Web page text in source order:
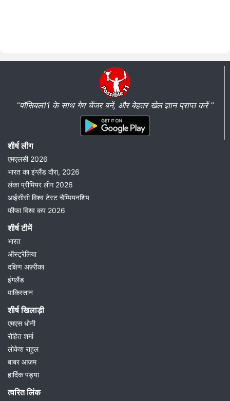
“पॉसिबल11 के साथ गेम चेंजर बनें, और बेहतर खेल ज्ञान प्राप्त करें ”
शीर्ष लीग
एमएलसी 2026
भारत का इंग्लैंड दौरा, 2026
लंका प्रीमियर लीग 2026
आईसीसी विश्व टेस्ट चैम्पियनशिप
फीफा विश्व कप 2026
शीर्ष टीमें
भारत
ऑस्ट्रेलिया
दक्षिण अफ़्रीका
इंगलैंड
पाकिस्तान
शीर्ष खिलाड़ी
एमएस धोनी
रोहित शर्मा
लोकेश राहुल
बाबर आज़म
हार्दिक पंड्या
त्वरित लिंक